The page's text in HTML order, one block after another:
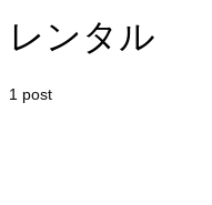
レンタル
1 post